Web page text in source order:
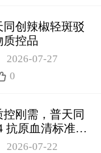
创辣椒轻斑驳
质控品
2026-07-27
0
刚需，普天同
抗原血清标准物
2026-07-22